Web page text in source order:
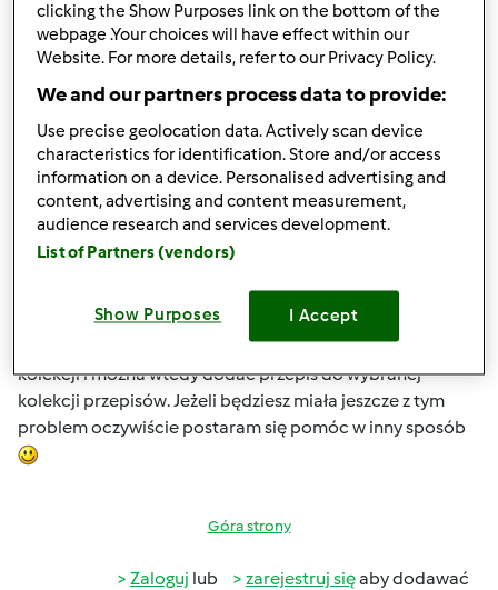
Mixi Dołączył : 08.11.2010
pon., 02/06/2012 - 12:16
W zakładce Przepisy, po lewej stronie są Moje ulubione
przepisy - poniżej są projekty przepisów, które można
otworzyć i zmienić ich nazwę na np Wypieki, następnie
dodawać nowe kolekcje przepisów, np Napoje, Dania
główne. Klikając na ulubiony przepis lub nowy, który ma
się stać ulubionym, proszę wybrać opcję dodaj do
kolekcji, wyświetli się podpowiedź z listą własnych
kolekcji i można wtedy dodać przepis do wybranej
kolekcji przepisów. Jeżeli będziesz miała jeszcze z tym
problem oczywiście postaram się pomóc w inny sposób
Góra strony
Zaloguj lub zarejestruj sięaby dodawać
clicking the Show Purposes link on the bottom of the
webpage .Your choices will have effect within our
Website. For more details, refer to our Privacy Policy.
We and our partners process data to provide:
Use precise geolocation data. Actively scan device
characteristics for identification. Store and/or access
information on a device. Personalised advertising and
content, advertising and content measurement,
audience research and services development.
List of Partners (vendors)
Show Purposes I Accept